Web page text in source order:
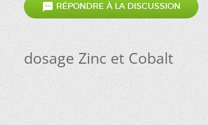
 RÉPONDRE À LA DISCUSSION
dosage Zinc et Cobalt